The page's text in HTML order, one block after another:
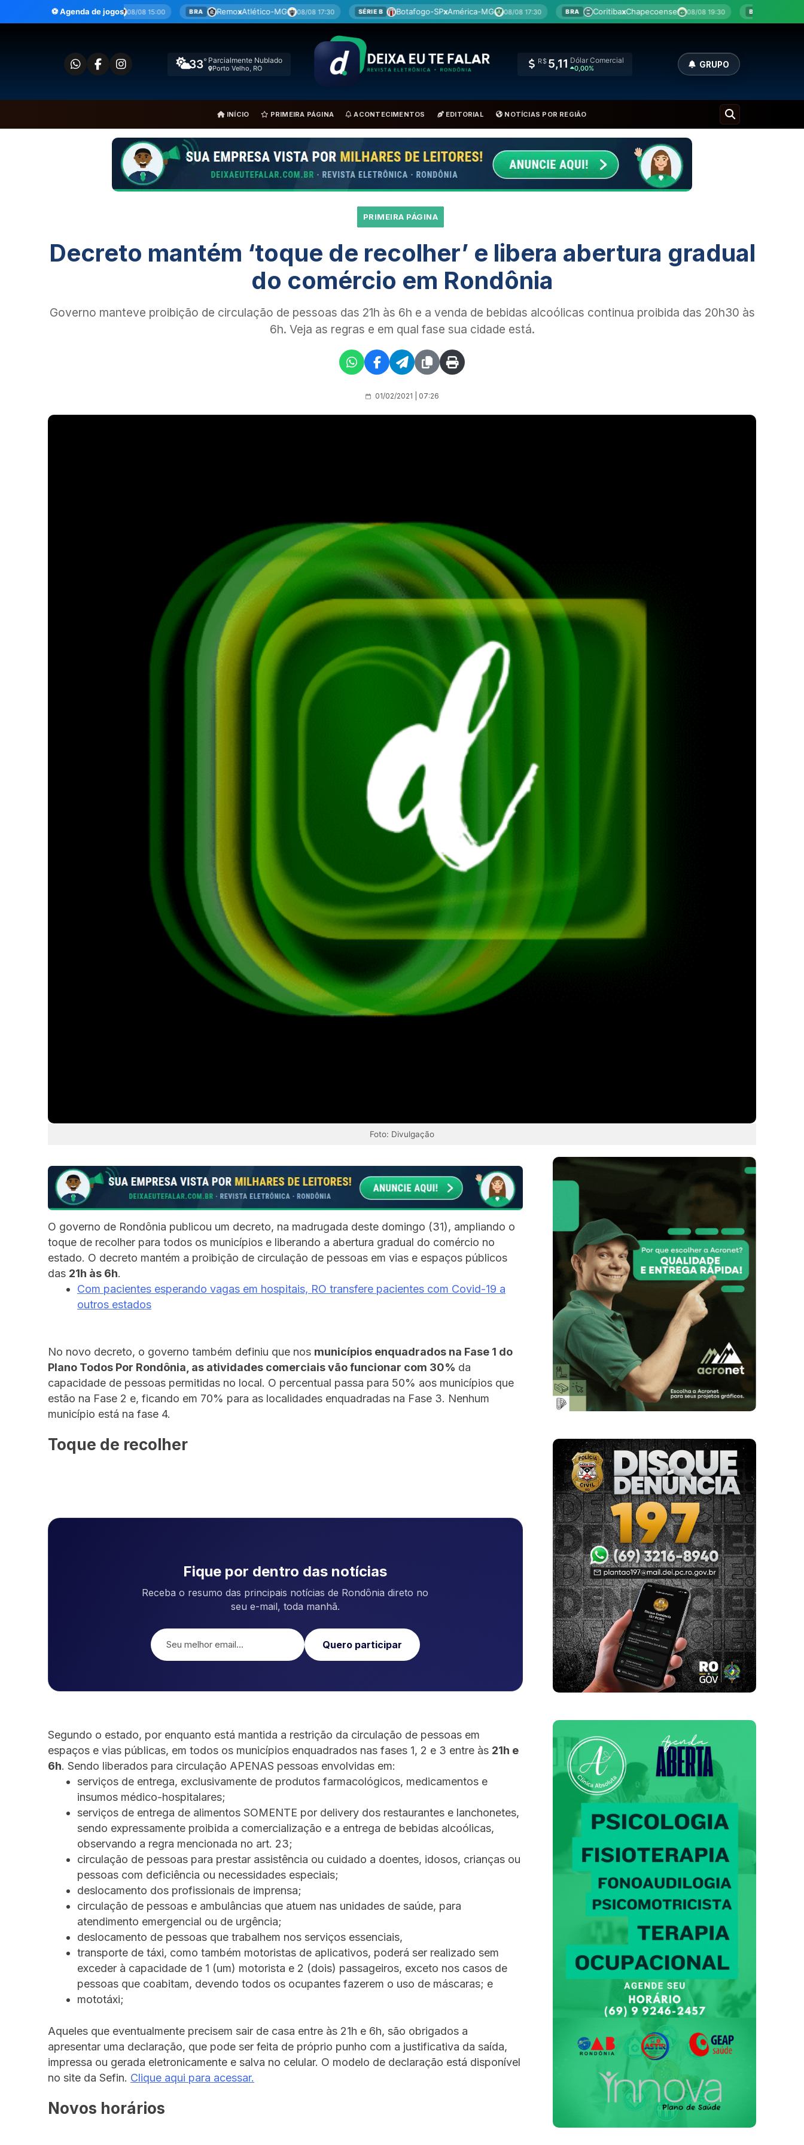
para
⚽ Agenda de jogos
08/08 15:00 BRA RemoxAtlético-MG 08/08 17:30 SÉRIE B Botafogo-SPxAmérica-MG 08/08 17:30 BRA Coritiba x Chapecoense 08/08 19:30 BRA Botafogo Fluminense
33° Parcialmente Nublado
Porto Velho, RO
R$ 5,11 Dólar Comercial
0,00% GRUPO
INÍCIO PRIMEIRA PÁGINA ACONTECIMENTOS EDITORIAL NOTÍCIAS POR REGIÃO
PRIMEIRA PÁGINA
Decreto mantém ‘toque de recolher’ e libera abertura gradual
do comércio em Rondônia
Governo manteve proibição de circulação de pessoas das 21h às 6h e a venda de bebidas alcoólicas continua proibida das 20h30 às
6h. Veja as regras e em qual fase sua cidade está.
01/02/2021 | 07:26
Foto: Divulgação
O governo de Rondônia publicou um decreto, na madrugada deste domingo (31), ampliando o
toque de recolher para todos os municípios e liberando a abertura gradual do comércio no
estado. O decreto mantém a proibição de circulação de pessoas em vias e espaços públicos
das 21h às 6h.
Com pacientes esperando vagas em hospitais, RO transfere pacientes com Covid-19 a
outros estados
No novo decreto, o governo também definiu que nos municípios enquadrados na Fase 1 do
Plano Todos Por Rondônia, as atividades comerciais vão funcionar com 30% da
capacidade de pessoas permitidas no local. O percentual passa para 50% aos municípios que
estão na Fase 2 e, ficando em 70% para as localidades enquadradas na Fase 3. Nenhum
município está na fase 4.
Toque de recolher
Fique por dentro das notícias
Receba o resumo das principais notícias de Rondônia direto no
seu e-mail, toda manhã.
Quero participar
Segundo o estado, por enquanto está mantida a restrição da circulação de pessoas em
espaços e vias públicas, em todos os municípios enquadrados nas fases 1, 2 e 3 entre às 21h e
6h. Sendo liberados para circulação APENAS pessoas envolvidas em:
serviços de entrega, exclusivamente de produtos farmacológicos, medicamentos e
insumos médico-hospitalares;
serviços de entrega de alimentos SOMENTE por delivery dos restaurantes e lanchonetes,
sendo expressamente proibida a comercialização e a entrega de bebidas alcoólicas,
observando a regra mencionada no art. 23;
circulação de pessoas para prestar assistência ou cuidado a doentes, idosos, crianças ou
pessoas com deficiência ou necessidades especiais;
deslocamento dos profissionais de imprensa;
circulação de pessoas e ambulâncias que atuem nas unidades de saúde, para
atendimento emergencial ou de urgência;
deslocamento de pessoas que trabalhem nos serviços essenciais,
transporte de táxi, como também motoristas de aplicativos, poderá ser realizado sem
exceder à capacidade de 1 (um) motorista e 2 (dois) passageiros, exceto nos casos de
pessoas que coabitam, devendo todos os ocupantes fazerem o uso de máscaras; e
mototáxi;
Aqueles que eventualmente precisem sair de casa entre às 21h e 6h, são obrigados a
apresentar uma declaração, que pode ser feita de próprio punho com a justificativa da saída,
impressa ou gerada eletronicamente e salva no celular. O modelo de declaração está disponível
no site da Sefin. Clique aqui para acessar.
Novos horários